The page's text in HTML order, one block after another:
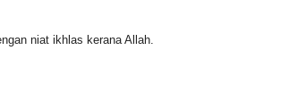
niat ikhlas kerana Allah.